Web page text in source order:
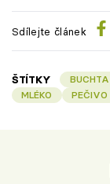
Sdílejte článek
ŠTÍTKY BUCHTA
MLÉKO
PEČIVO